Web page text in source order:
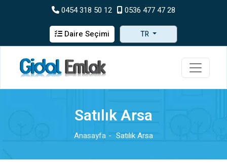
0454 318 50 12 0536 477 47 28
Daire Seçimi TR
Satılık Arsa
Anasayfa Satılık Arsa